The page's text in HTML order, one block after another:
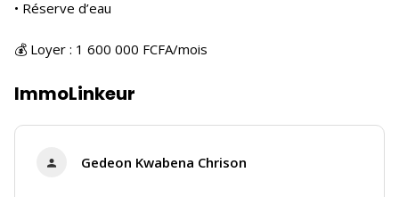
• Réserve d’eau
💰 Loyer : 1 600 000 FCFA/mois
ImmoLinkeur
Gedeon Kwabena Chrison